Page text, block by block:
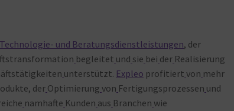
und Beratungsdienstleistungen, der
begleitet und sie bei der Realisierung
unterstützt. Expleo profitiert von mehr
der Optimierung von Fertigungsprozessen und
namhafte Kunden aus Branchen wie